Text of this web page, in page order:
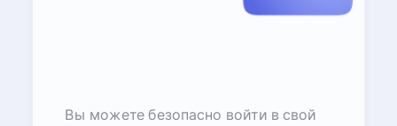
Вы можете безопасно войти в свой